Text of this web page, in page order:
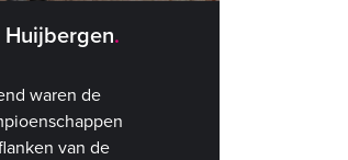
waren de
van de